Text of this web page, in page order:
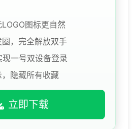
图标更自然
，完全解放双手
一号双设备登录
隐藏所有收藏
立即下载